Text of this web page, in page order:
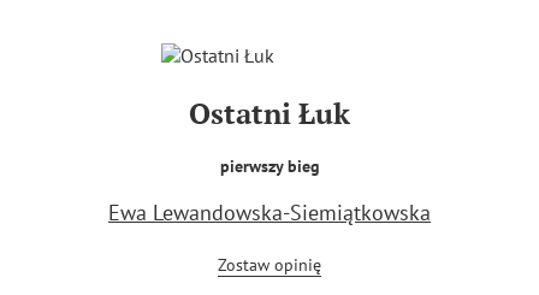
Ostatni Łuk
pierwszy bieg
Ewa Lewandowska-Siemiątkowska
Zostaw opinię